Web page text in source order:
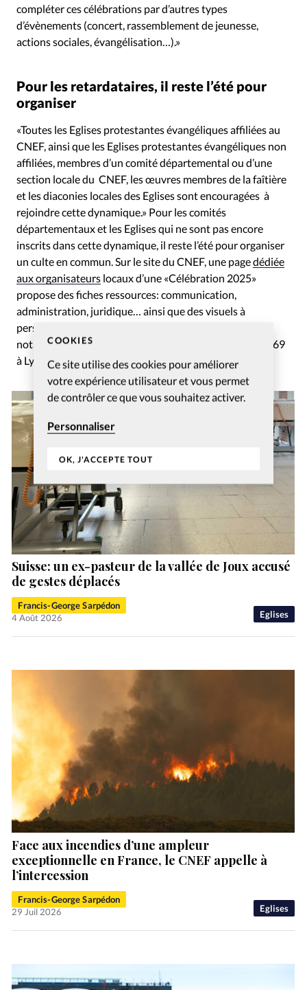
COOKIES
Ce site utilise des cookies pour améliorer
votre expérience utilisateur et vous permet
de contrôler ce que vous souhaitez activer.
Personnaliser
OK, J'ACCEPTE TOUT
compléter ces célébrations par d’autres types
d’évènements (concert, rassemblement de jeunesse,
actions sociales, évangélisation…).»
Pour les retardataires, il reste l’été pour
organiser
«Toutes les Eglises protestantes évangéliques affiliées au
CNEF, ainsi que les Eglises protestantes évangéliques non
affiliées, membres d’un comité départemental ou d’une
section locale du CNEF, les œuvres membres de la faîtière
et les diaconies locales des Eglises sont encouragées à
rejoindre cette dynamique.» Pour les comités
départementaux et les Eglises qui ne sont pas encore
inscrits dans cette dynamique, il reste l’été pour organiser
un culte en commun. Sur le site du CNEF, une pagedédiée
aux organisateurs locaux d’une «Célébration 2025»
propose des fiches ressources: communication,
administration, juridique… ainsi que des visuels à
personnaliser. Le projet avait été
notamment inspiré par les cultes en commun du CNEF 69
à Lyon.
Eglises
Suisse: un ex-pasteur de la vallée de Joux accusé
de gestes déplacés
Francis-George Sarpédon
4 Août 2026
Eglises
Face aux incendies d’une ampleur
exceptionnelle en France, le CNEF appelle à
l’intercession
Francis-George Sarpédon
29 Juil 2026